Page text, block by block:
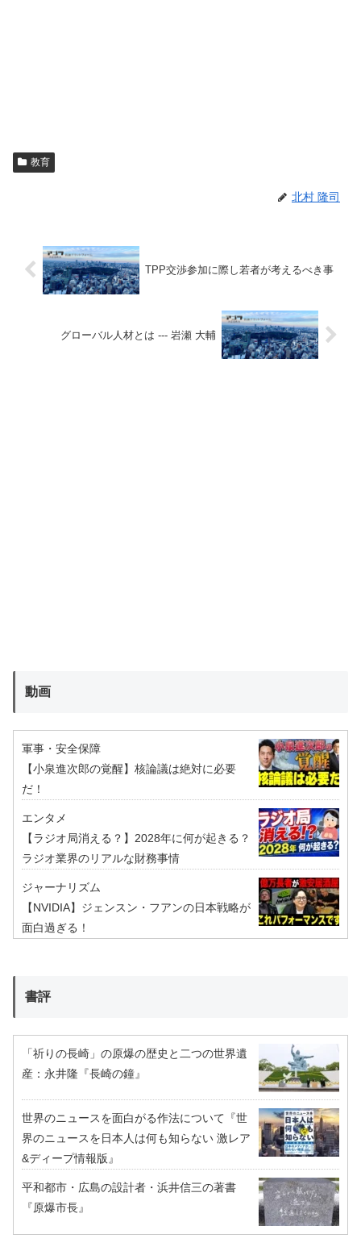
教育
北村 隆司
TPP交渉参加に際し若者が考えるべき事
グローバル人材とは --- 岩瀬 大輔
動画
軍事・安全保障
【小泉進次郎の覚醒】核論議は絶対に必要
だ！
エンタメ
【ラジオ局消える？】2028年に何が起きる？
ラジオ業界のリアルな財務事情
ジャーナリズム
【NVIDIA】ジェンスン・フアンの日本戦略が
面白過ぎる！
書評
「祈りの長崎」の原爆の歴史と二つの世界遺
産：永井隆『長崎の鐘』
世界のニュースを面白がる作法について『世
界のニュースを日本人は何も知らない 激レア
&ディープ情報版』
平和都市・広島の設計者・浜井信三の著書
『原爆市長』